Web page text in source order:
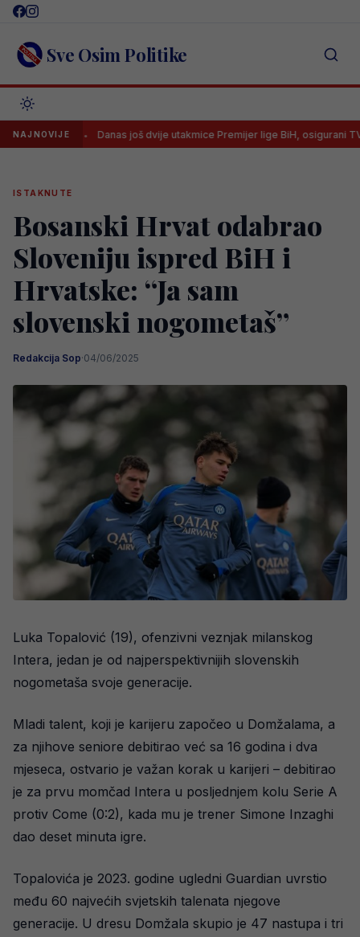
Skip
content Sve Osim Politike
NAJNOVIJEDanas još dvije utakmice Premijer lige BiH, osigurani TV prijenosi
ISTAKNUTE
Bosanski Hrvat odabrao
Sloveniju ispred BiH i
Hrvatske: “Ja sam
slovenski nogometaš”
Redakcija Sop·04/06/2025
Luka Topalović (19), ofenzivni veznjak milanskog
Intera, jedan je od najperspektivnijih slovenskih
nogometaša svoje generacije.
Mladi talent, koji je karijeru započeo u Domžalama, a
za njihove seniore debitirao već sa 16 godina i dva
mjeseca, ostvario je važan korak u karijeri – debitirao
je za prvu momčad Intera u posljednjem kolu Serie A
protiv Come (0:2), kada mu je trener Simone Inzaghi
dao deset minuta igre.
Topalovića je 2023. godine ugledni Guardian uvrstio
među 60 najvećih svjetskih talenata njegove
generacije. U dresu Domžala skupio je 47 nastupa i tri